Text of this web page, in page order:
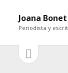
Joana Bonet
Periodista y
Barraabrir
barra